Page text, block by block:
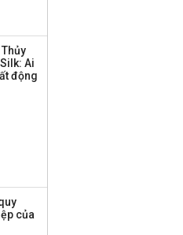
bỗng
một
Ai
động
của